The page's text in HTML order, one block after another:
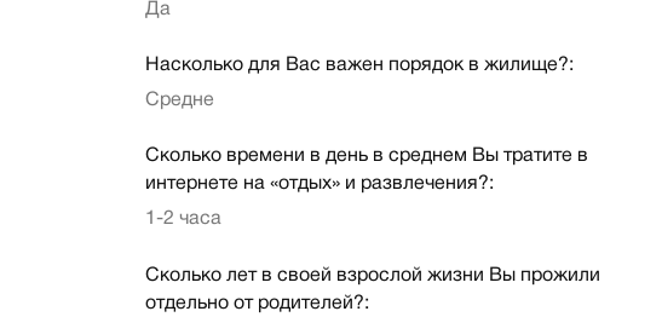
Да
Насколько для Вас важен порядок в жилище?:
Средне
Сколько времени в день в среднем Вы тратите в
интернете на «отдых» и развлечения?:
1-2 часа
Сколько лет в своей взрослой жизни Вы прожили
отдельно от родителей?: